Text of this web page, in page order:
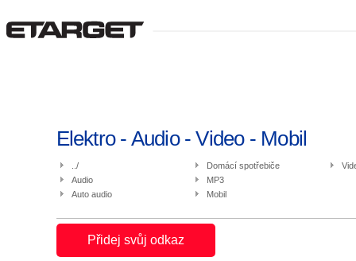
Elektro - Audio - Video - Mobil
../
Audio
Auto audio
Domácí spotřebiče
MP3
Mobil
Přidej svůj odkaz